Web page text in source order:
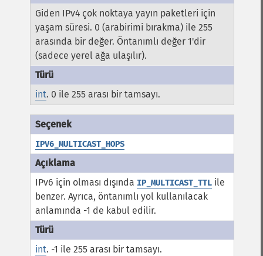
Giden IPv4 çok noktaya yayın paketleri için
yaşam süresi. 0 (arabirimi bırakma) ile 255
arasında bir değer. Öntanımlı değer 1'dir
(sadece yerel ağa ulaşılır).
int. 0 ile 255 arası bir tamsayı.
IPV6_MULTICAST_HOPS
IPv6 için olması dışında IP_MULTICAST_TTL ile
benzer. Ayrıca, öntanımlı yol kullanılacak
anlamında -1 de kabul edilir.
int. -1 ile 255 arası bir tamsayı.